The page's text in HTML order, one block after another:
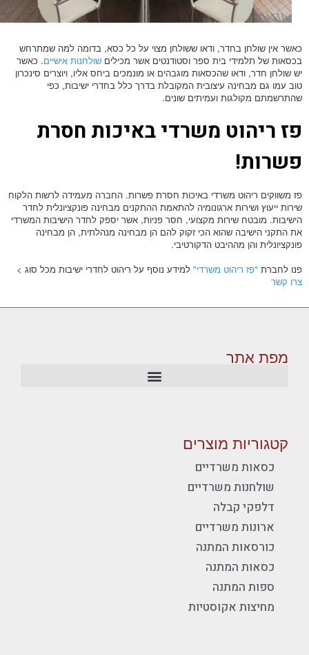
כאשר אין שולחן בחדר, ודאו ששולחן מצוי על כל כסא, בדומה למה שמתרחש
בכסאות של תלמידי בית ספר וסטודנטים אשר מכילים שולחנות אישיים. כאשר
יש שולחן חדר, ודאו שהכסאות מוגבהים או מונמכים ביחס אליו, ויוצרים סינכרון
טוב עמו גם מבחינה עיצובית המקובלת בדרך כלל בחדרי ישיבות, כפי
שהתרשמתם מקולגות ועמיתים שונים.
פז ריהוט משרדי באיכות חסרת
פשרות!
פז משווקים ריהוט משרדי באיכות חסרת פשרות. החברה מעמידה לרשות הלקוח
שירות ייעוץ ושירות ארגונומיה להתאמת ההתקנים מבחינה פונקציונלית לחדר
הישיבות. מובטח שירות מקצועי, חסר פניות, אשר יספק לחדר הישיבות המשרדי
את התקני הישיבה שהוא הכי זקוק להם הן מבחינה מנהלתית, הן מבחינה
פונקציונלית והן מההיבט הדקורטיבי.
פנו לחברת"פז ריהוט משרדי"למידע נוסף על ריהוט לחדרי ישיבות מכל סוג >
צרו קשר
מפת אתר
קטגוריות מוצרים
כסאות משרדיים
שולחנות משרדיים
דלפקי קבלה
ארונות משרדיים
כורסאות המתנה
כסאות המתנה
ספות המתנה
מחיצות אקוסטיות